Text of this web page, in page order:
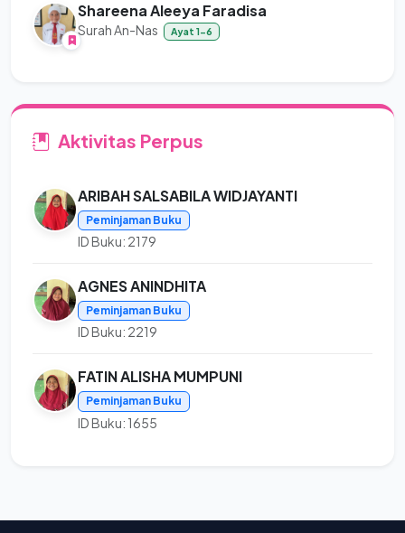
Shareena Aleeya Faradisa
Surah An-Nas Ayat 1-6
Aktivitas Perpus
ARIBAH SALSABILA WIDJAYANTI
Peminjaman Buku
ID Buku: 2179
AGNES ANINDHITA
Peminjaman Buku
ID Buku: 2219
FATIN ALISHA MUMPUNI
Peminjaman Buku
ID Buku: 1655